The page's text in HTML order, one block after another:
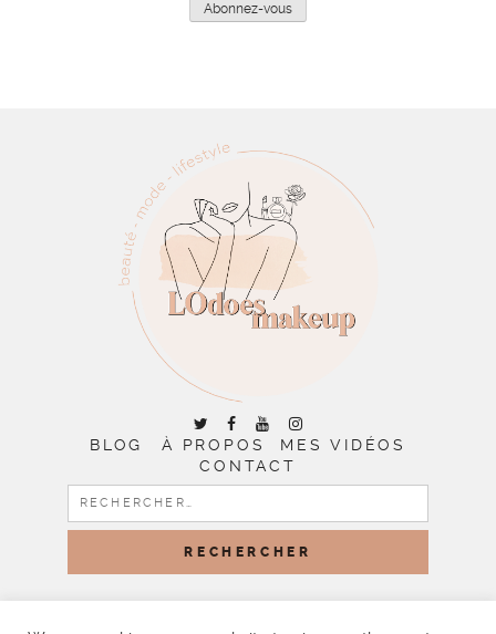
Abonnez-vous
BLOG À PROPOS
MES VIDÉOS
CONTACT
RECHERCHER :